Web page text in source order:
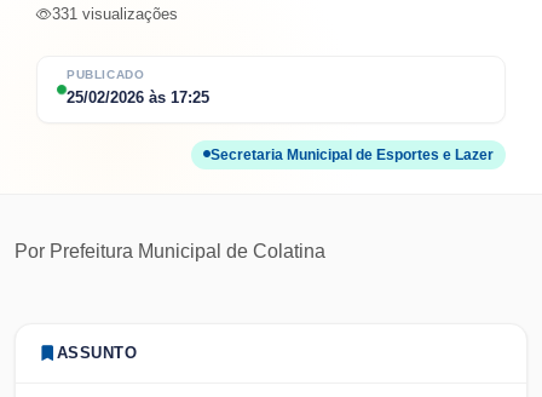
PUBLICADO
25/02/2026 às 17:25
Secretaria Municipal de Esportes e Lazer
331 visualizações
Por Prefeitura Municipal de Colatina
ASSUNTO